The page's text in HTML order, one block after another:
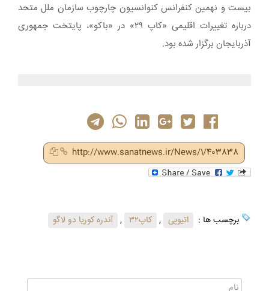
بیست و نهمین کنفرانس کنوانسیون چارچوب سازمان ملل متحد
درباره تغییرات اقلیمی «کاپ ۲۹» در «باکو»، پایتخت جمهوری
آذربایجان برگزار شده بود.
http://www.sanatnews.ir/News/1/403838
برچسب ها : اتیوپی , کاپ۳۲ , آندره کوریا دو لاگو